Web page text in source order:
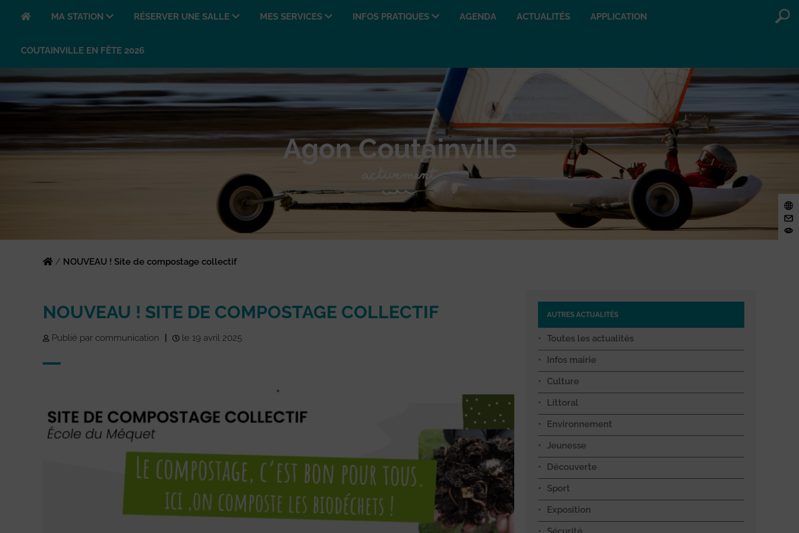
MA STATION RÉSERVER UNE SALLE MES SERVICES INFOS PRATIQUES AGENDA ACTUALITÉS APPLICATION
COUTAINVILLE EN FÊTE 2026
/ NOUVEAU ! Site de compostage collectif
NOUVEAU ! SITE DE COMPOSTAGE COLLECTIF
Publié par communication le 19 avril 2025
AUTRES ACTUALITÉS
Toutes les actualités
Infos mairie
Culture
Littoral
Environnement
Jeunesse
Découverte
Sport
Exposition